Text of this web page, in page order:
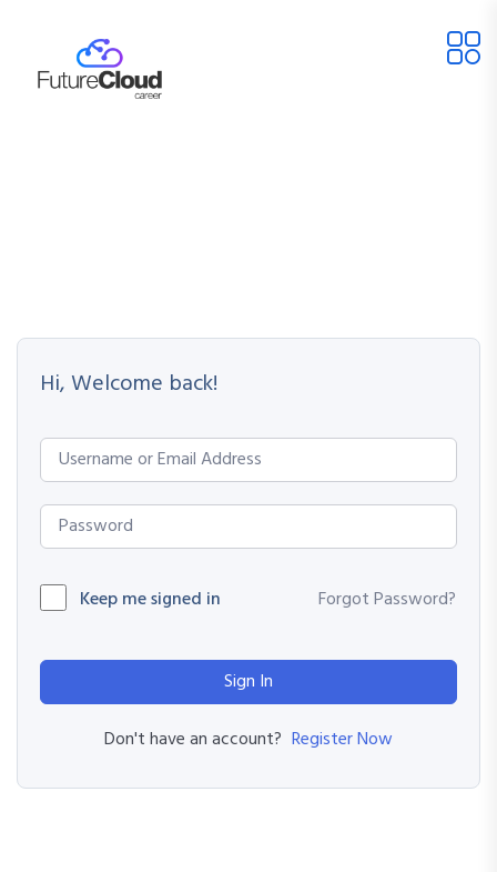
Hi, Welcome back!
Keep me signed in Forgot Password?
Sign In
Don't have an account? Register Now